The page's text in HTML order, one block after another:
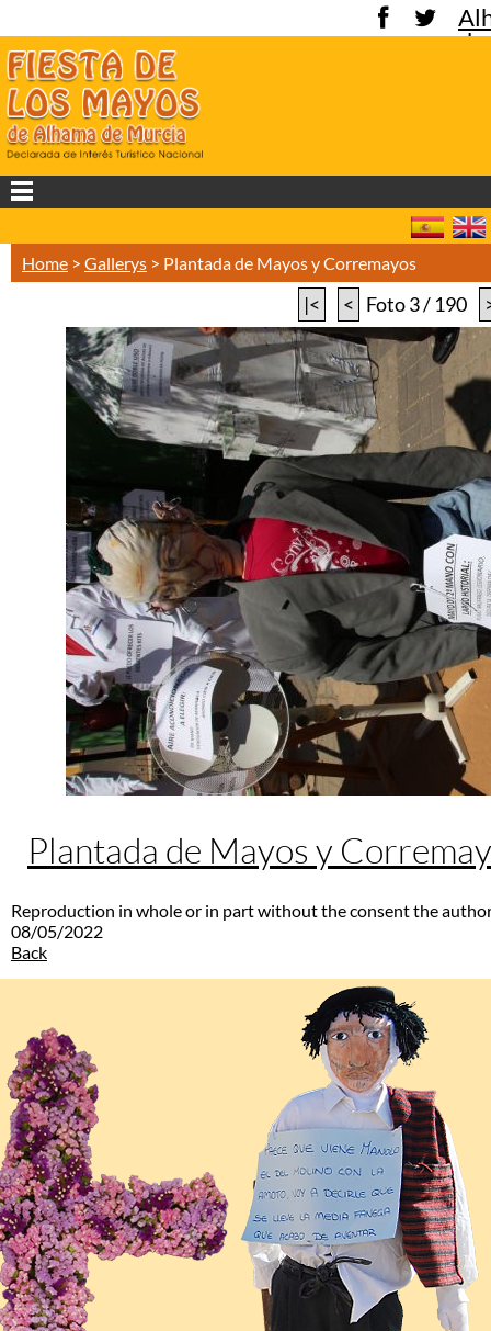
de
Home > Gallerys > Plantada de Mayos y Corremayos
|< < Foto 3 / 190
Plantada de Mayos y
Reproduction in whole or in part without the consent the
08/05/2022
Back